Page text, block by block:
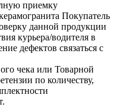
приемку
Покупатель
данной продукции
курьера/водителя в
дефектов связаться с
чека или Товарной
по количеству,